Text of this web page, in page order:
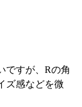
ですが、Rの角
ズ感などを微